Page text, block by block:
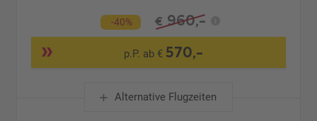
-40% € 960,-
p.P. ab € 570,-
Alternative Flugzeiten